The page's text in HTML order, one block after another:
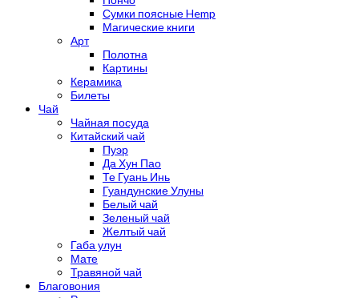
Сумки поясные Hemp
Магические книги
Арт
Полотна
Картины
Керамика
Билеты
Чай
Чайная посуда
Китайский чай
Пуэр
Да Хун Пао
Те Гуань Инь
Гуандунские Улуны
Белый чай
Зеленый чай
Желтый чай
Габа улун
Мате
Травяной чай
Благовония